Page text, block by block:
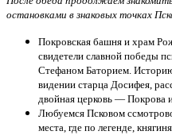
остановками в знаковых точках
Покровская башня и храм
свидетели славной победы
Стефаном Баторием.
видении старца Досифея,
двойная церковь — Покрова
Любуемся Псковом
места, где по легенде,